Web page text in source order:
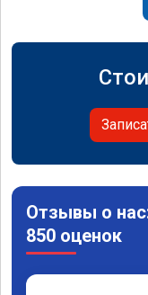
Отзывы о
850 оценок